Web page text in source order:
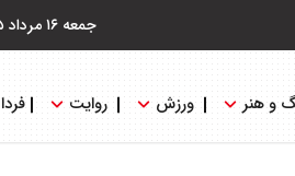
جمعه ۱۶ مرداد ۱۴۰۵
و هنر ورزش روایت فردا